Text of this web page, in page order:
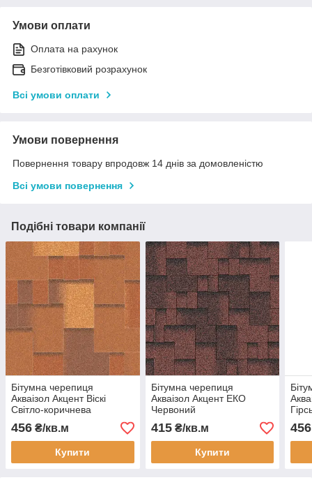
Умови оплати
Оплата на рахунок
Безготівковий розрахунок
Всі умови оплати
Умови повернення
Повернення товару впродовж 14 днів за домовленістю
Всі умови повернення
Подібні товари компанії
Бітумна черепиця
Акваізол Акцент Віскі
Світло-коричнева
456 ₴/кв.м
Купити
Бітумна черепиця
Акваізол Акцент ЕКО
Червоний
415₴/кв.м
Купити
456